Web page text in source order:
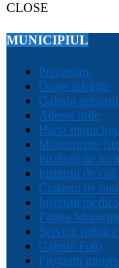
CLOSE
MUNICIPIUL
Prezentare
Orașe înfrățite
Galeria
Adrese utile
Harta
Monumente
Instituții de
Instituții de cult
Cetățeni de
Instituții
Poliția
Servicii publice
Galerie Foto
Program